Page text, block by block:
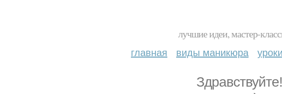
лучшие идеи, мастер-
главная виды маникюра